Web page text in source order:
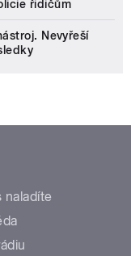
řidičům
Nevyřeší
naladíte